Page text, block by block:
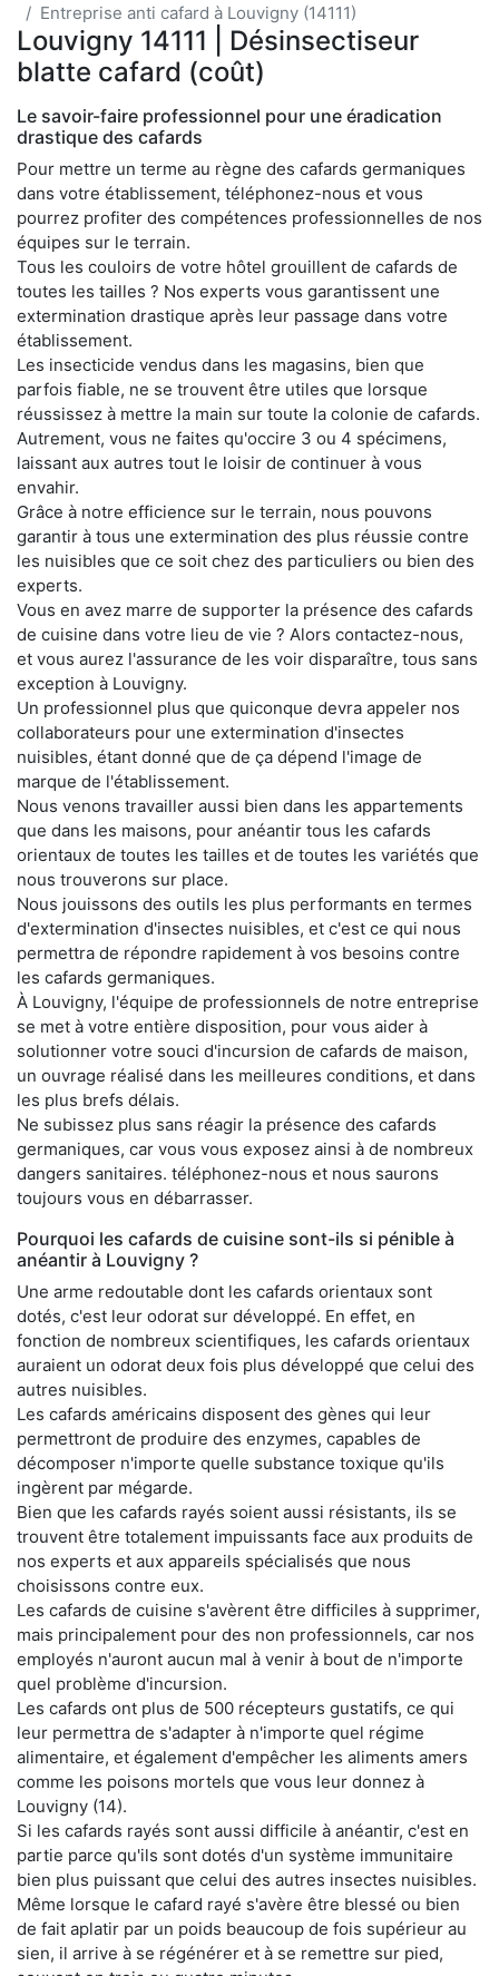
Entreprise anti cafard à Louvigny (14111)
Louvigny 14111 | Désinsectiseur
blatte cafard (coût)
Le savoir-faire professionnel pour une éradication
drastique des cafards
Pour mettre un terme au règne des cafards germaniques
dans votre établissement, téléphonez-nous et vous
pourrez profiter des compétences professionnelles de nos
équipes sur le terrain.
Tous les couloirs de votre hôtel grouillent de cafards de
toutes les tailles ? Nos experts vous garantissent une
extermination drastique après leur passage dans votre
établissement.
Les insecticide vendus dans les magasins, bien que
parfois fiable, ne se trouvent être utiles que lorsque
réussissez à mettre la main sur toute la colonie de cafards.
Autrement, vous ne faites qu'occire 3 ou 4 spécimens,
laissant aux autres tout le loisir de continuer à vous
envahir.
Grâce à notre efficience sur le terrain, nous pouvons
garantir à tous une extermination des plus réussie contre
les nuisibles que ce soit chez des particuliers ou bien des
experts.
Vous en avez marre de supporter la présence des cafards
de cuisine dans votre lieu de vie ? Alors contactez-nous,
et vous aurez l'assurance de les voir disparaître, tous sans
exception à Louvigny.
Un professionnel plus que quiconque devra appeler nos
collaborateurs pour une extermination d'insectes
nuisibles, étant donné que de ça dépend l'image de
marque de l'établissement.
Nous venons travailler aussi bien dans les appartements
que dans les maisons, pour anéantir tous les cafards
orientaux de toutes les tailles et de toutes les variétés que
nous trouverons sur place.
Nous jouissons des outils les plus performants en termes
d'extermination d'insectes nuisibles, et c'est ce qui nous
permettra de répondre rapidement à vos besoins contre
les cafards germaniques.
À Louvigny, l'équipe de professionnels de notre entreprise
se met à votre entière disposition, pour vous aider à
solutionner votre souci d'incursion de cafards de maison,
un ouvrage réalisé dans les meilleures conditions, et dans
les plus brefs délais.
Ne subissez plus sans réagir la présence des cafards
germaniques, car vous vous exposez ainsi à de nombreux
dangers sanitaires. téléphonez-nous et nous saurons
toujours vous en débarrasser.
Pourquoi les cafards de cuisine sont-ils si pénible à
anéantir à Louvigny ?
Une arme redoutable dont les cafards orientaux sont
dotés, c'est leur odorat sur développé. En effet, en
fonction de nombreux scientifiques, les cafards orientaux
auraient un odorat deux fois plus développé que celui des
autres nuisibles.
Les cafards américains disposent des gènes qui leur
permettront de produire des enzymes, capables de
décomposer n'importe quelle substance toxique qu'ils
ingèrent par mégarde.
Bien que les cafards rayés soient aussi résistants, ils se
trouvent être totalement impuissants face aux produits de
nos experts et aux appareils spécialisés que nous
choisissons contre eux.
Les cafards de cuisine s'avèrent être difficiles à supprimer,
mais principalement pour des non professionnels, car nos
employés n'auront aucun mal à venir à bout de n'importe
quel problème d'incursion.
Les cafards ont plus de 500 récepteurs gustatifs, ce qui
leur permettra de s'adapter à n'importe quel régime
alimentaire, et également d'empêcher les aliments amers
comme les poisons mortels que vous leur donnez à
Louvigny (14).
Si les cafards rayés sont aussi difficile à anéantir, c'est en
partie parce qu'ils sont dotés d'un système immunitaire
bien plus puissant que celui des autres insectes nuisibles.
Même lorsque le cafard rayé s'avère être blessé ou bien
de fait aplatir par un poids beaucoup de fois supérieur au
sien, il arrive à se régénérer et à se remettre sur pied,